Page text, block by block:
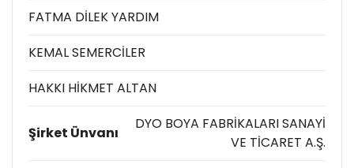
FATMA DİLEK YARDIM
KEMAL SEMERCİLER
HAKKI HİKMET ALTAN
Şirket Ünvanı
DYO BOYA FABRİKALARI SANAYİ
VE TİCARET A.Ş.